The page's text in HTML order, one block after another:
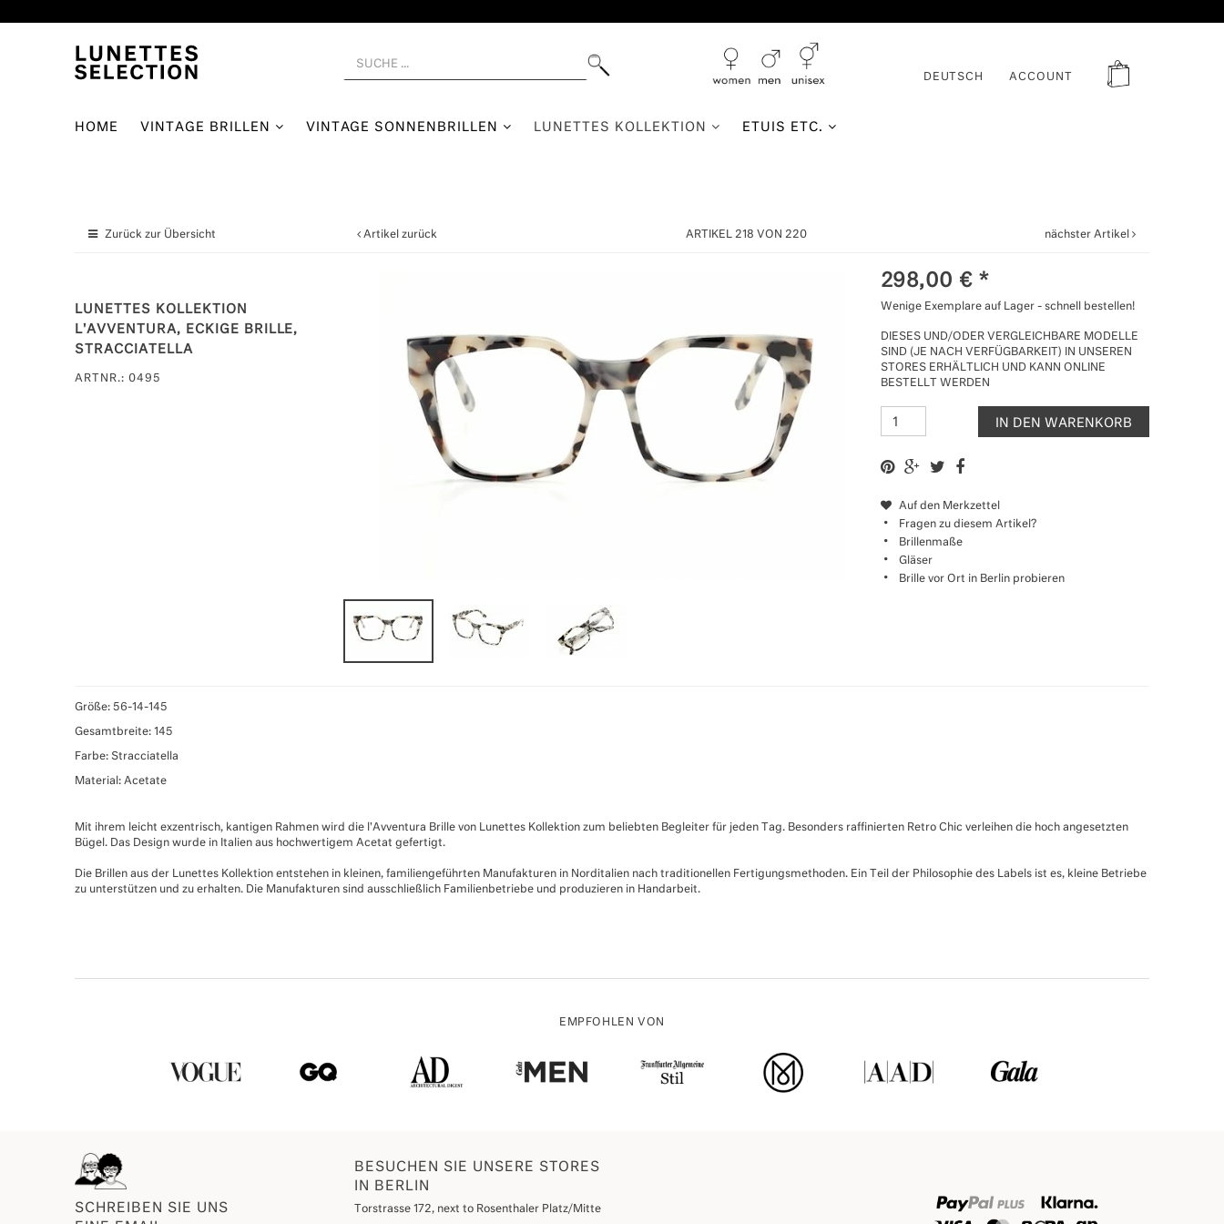
DEUTSCH ACCOUNT
HOME VINTAGE BRILLEN VINTAGE SONNENBRILLEN LUNETTES KOLLEKTION ETUIS ETC.
Zurück zur Übersicht Artikel zurück ARTIKEL 218 VON 220 nächster Artikel
LUNETTES KOLLEKTION
L'AVVENTURA, ECKIGE BRILLE,
STRACCIATELLA
ARTNR.: 0495
298,00 € *
Wenige Exemplare auf Lager - schnell bestellen!
DIESES UND/ODER VERGLEICHBARE MODELLE
SIND (JE NACH VERFÜGBARKEIT) IN UNSEREN
STORES ERHÄLTLICH UND KANN ONLINE
BESTELLT WERDEN
IN DEN WARENKORB
Auf den Merkzettel
Fragen zu diesem Artikel?
Brillenmaße
Gläser
Brille vor Ort in Berlin probieren
Größe: 56-14-145
Gesamtbreite: 145
Farbe: Stracciatella
Material: Acetate
Mit ihrem leicht exzentrisch, kantigen Rahmen wird die l'Avventura Brille von Lunettes Kollektion zum beliebten Begleiter für jeden Tag. Besonders raffinierten Retro Chic verleihen die hoch angesetzten
Bügel. Das Design wurde in Italien aus hochwertigem Acetat gefertigt.
Die Brillen aus der Lunettes Kollektion entstehen in kleinen, familiengeführten Manufakturen in Norditalien nach traditionellen Fertigungsmethoden. Ein Teil der Philosophie des Labels ist es, kleine Betriebe
zu unterstützen und zu erhalten. Die Manufakturen sind ausschließlich Familienbetriebe und produzieren in Handarbeit.
EMPFOHLEN VON
SCHREIBEN SIE UNS
BESUCHEN SIE UNSERE STORES
IN BERLIN
Torstrasse 172, next to Rosenthaler Platz/Mitte